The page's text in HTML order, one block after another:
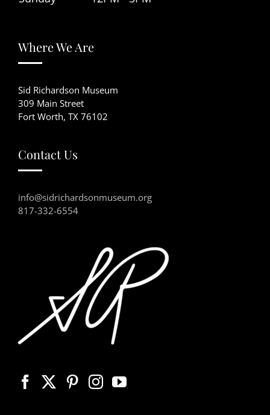
Where We Are
Sid Richardson Museum
309 Main Street
Fort Worth, TX 76102
Contact Us
info@sidrichardsonmuseum.org
817-332-6554